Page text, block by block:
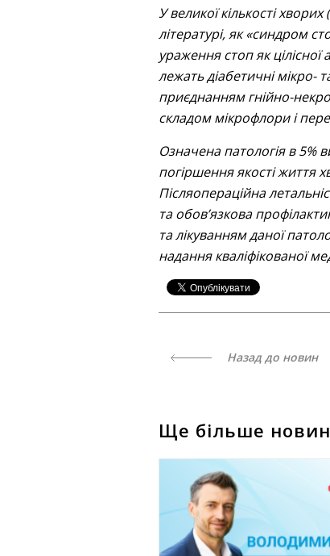
У великої кількості
літературі, як «синдром
ураження стоп як
лежать діабетичні мікро-
приєднанням гнійно-
складом мікрофлори і
Означена патологія в 5%
погіршення якості життя
Післяопераційна
та обов’язкова
та лікуванням даної
надання кваліфікованої
Назад до новин
Ще більше новин